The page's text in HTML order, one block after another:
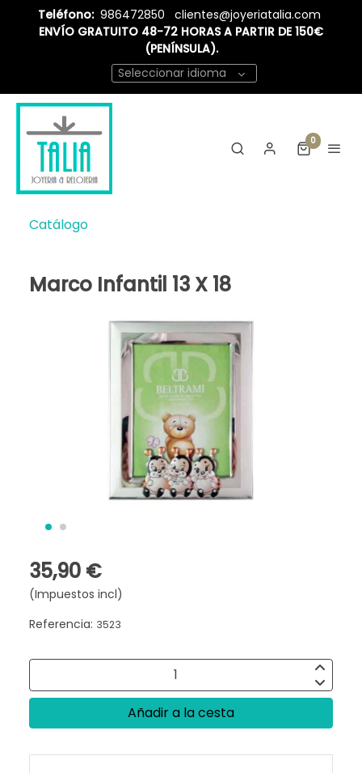
Teléfono: 986472850
clientes@joyeriatalia.com
ENVÍO GRATUITO 48-72 HORAS A PARTIR DE 150€
(PENÍNSULA).
Seleccionar idioma
0
Catálogo
Marco Infantil 13 X 18
35,90 €
(Impuestos incl)
Referencia: 3523
Añadir a la cesta